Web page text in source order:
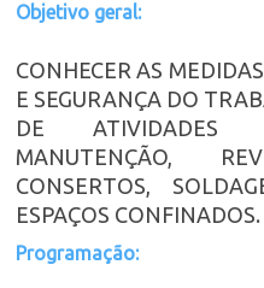
Objetivo geral:
CONHECER AS
E SEGURANÇA DO
DE ATIVIDADES
MANUTENÇÃO,
CONSERTOS,
ESPAÇOS CONFINADOS.
Programação: